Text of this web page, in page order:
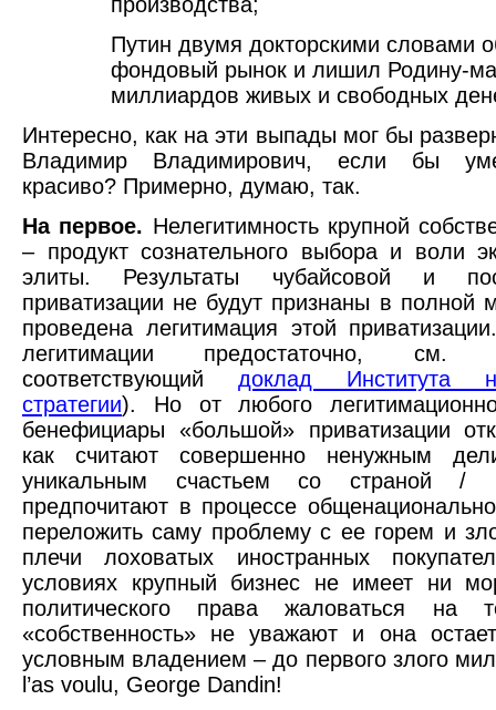
Путин двумя докторскими словами
фондовый рынок и лишил Родину-
миллиардов живых и свободных
Интересно, как на эти выпады мог бы
Владимир Владимирович, если бы
красиво? Примерно, думаю, так.
На первое. Нелегитимность крупной
– продукт сознательного выбора и воли
элиты. Результаты чубайсовой и
приватизации не будут признаны в полной
проведена легитимация этой
легитимации предостаточно,
соответствующий доклад Института
стратегии). Но от любого
бенефициары «большой» приватизации
как считают совершенно ненужным
уникальным счастьем со страной /
предпочитают в процессе
переложить саму проблему с ее горем и
плечи лоховатых иностранных
условиях крупный бизнес не имеет ни
политического права жаловаться на
«собственность» не уважают и она
условным владением – до первого злого
l’as voulu, George Dandin!